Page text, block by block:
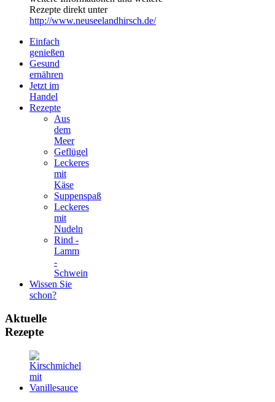
Rezepte direkt unter
http://www.neuseelandhirsch.de/
Einfach
genießen
Gesund
ernähren
Jetzt im
Handel
Rezepte
Aus
dem
Meer
Geflügel
Leckeres
mit
Käse
Suppenspaß
Leckeres
mit
Nudeln
Rind -
Lamm
-
Schwein
Wissen Sie
schon?
Aktuelle
Rezepte